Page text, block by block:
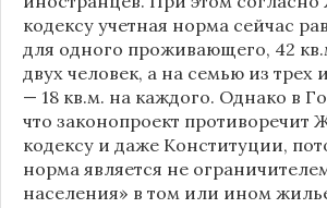
кодексу учетная норма сейчас
для одного проживающего, 42
двух человек, а на семью из трех
— 18 кв.м. на каждого. Однако в
что законопроект
кодексу и даже Конституции,
норма является не
населения» в том или ином